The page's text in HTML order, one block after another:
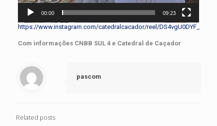
00:00 09:23
https://www.instagram.com/catedralcacador/reel/DS4vgU0DYF_
Com informações CNBB SUL 4 e Catedral de Caçador
pascom
Related posts